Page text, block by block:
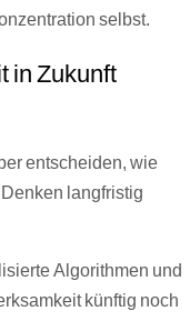
selbst.
in Zukunft
entscheiden, wie
langfristig
Algorithmen und
künftig noch